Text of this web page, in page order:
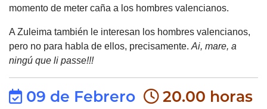
momento de meter caña a los hombres valencianos.
A Zuleima también le interesan los hombres valencianos,
pero no para habla de ellos, precisamente. Ai, mare, a
ningú que li passe!!!
09 de Febrero 20.00 horas